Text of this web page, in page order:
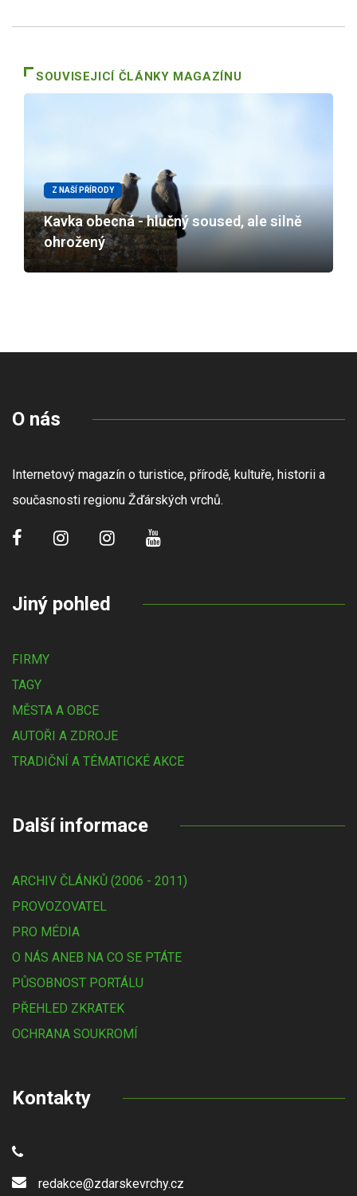
SOUVISEJICÍ ČLÁNKY MAGAZÍNU
Z NAŠÍ PŘÍRODY
Kavka obecná - hlučný soused, ale silně
ohrožený
O nás
Internetový magazín o turistice, přírodě, kultuře, historii a
současnosti regionu Žďárských vrchů.
Jiný pohled
FIRMY
TAGY
MĚSTA A OBCE
AUTOŘI A ZDROJE
TRADIČNÍ A TÉMATICKÉ AKCE
Další informace
ARCHIV ČLÁNKŮ (2006 - 2011)
PROVOZOVATEL
PRO MÉDIA
O NÁS ANEB NA CO SE PTÁTE
PŮSOBNOST PORTÁLU
PŘEHLED ZKRATEK
OCHRANA SOUKROMÍ
Kontakty
redakce@zdarskevrchy.cz